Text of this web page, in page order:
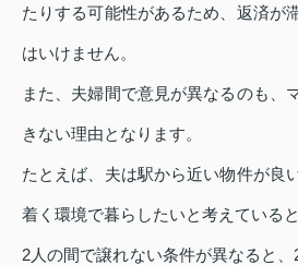
たりする可能性があるため、返済が
はいけません。
また、夫婦間で意見が異なるのも、
きない理由となります。
たとえば、夫は駅から近い物件が良
着く環境で暮らしたいと考えていると
2人の間で譲れない条件が異なると